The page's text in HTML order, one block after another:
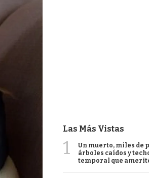
Las Más Vistas
1
Un muerto, miles de
árboles caídos y
temporal que